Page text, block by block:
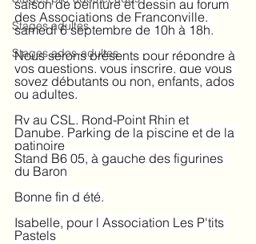
Stages adultes
Stages ados-adultes
saison de peinture et dessin au forum
des Associations de Franconville,
samedi 6 septembre de 10h à 18h.
Nous serons présents pour répondre à
vos questions, vous inscrire, que vous
soyez débutants ou non, enfants, ados
ou adultes.
Rv au CSL, Rond-Point Rhin et
Danube. Parking de la piscine et de la
patinoire
Stand B6 05, à gauche des figurines
du Baron
Bonne fin d été.
Isabelle, pour l Association Les P'tits
Pastels